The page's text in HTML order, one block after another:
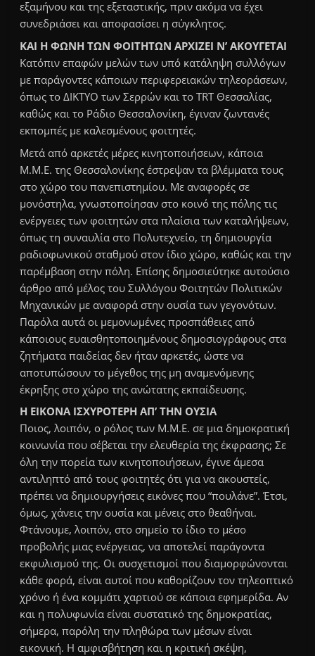
εξαμήνου και της εξεταστικής, πριν ακόμα να έχει
συνεδριάσει και αποφασίσει η σύγκλητος.
ΚΑΙ Η ΦΩΝΗ ΤΩΝ ΦΟΙΤΗΤΩΝ ΑΡΧΙΖΕΙ Ν’ ΑΚΟΥΓΕΤΑΙ
Κατόπιν επαφών μελών των υπό κατάληψη συλλόγων
με παράγοντες κάποιων περιφερειακών τηλεοράσεων,
όπως το ΔΙΚΤΥΟ των Σερρών και το TRT Θεσσαλίας,
καθώς και το Ράδιο Θεσσαλονίκη, έγιναν ζωντανές
εκπομπές με καλεσμένους φοιτητές.
Μετά από αρκετές μέρες κινητοποιήσεων, κάποια
Μ.Μ.Ε. της Θεσσαλονίκης έστρεψαν τα βλέμματα τους
στο χώρο του πανεπιστημίου. Με αναφορές σε
μονόστηλα, γνωστοποίησαν στο κοινό της πόλης τις
ενέργειες των φοιτητών στα πλαίσια των καταλήψεων,
όπως τη συναυλία στο Πολυτεχνείο, τη δημιουργία
ραδιοφωνικού σταθμού στον ίδιο χώρο, καθώς και την
παρέμβαση στην πόλη. Επίσης δημοσιεύτηκε αυτούσιο
άρθρο από μέλος του Συλλόγου Φοιτητών Πολιτικών
Μηχανικών με αναφορά στην ουσία των γεγονότων.
Παρόλα αυτά οι μεμονωμένες προσπάθειες από
κάποιους ευαισθητοποιημένους δημοσιογράφους στα
ζητήματα παιδείας δεν ήταν αρκετές, ώστε να
αποτυπώσουν το μέγεθος της μη αναμενόμενης
έκρηξης στο χώρο της ανώτατης εκπαίδευσης.
Η ΕΙΚΟΝΑ ΙΣΧΥΡΟΤΕΡΗ ΑΠ’ ΤΗΝ ΟΥΣΙΑ
Ποιος, λοιπόν, ο ρόλος των Μ.Μ.Ε. σε μια δημοκρατική
κοινωνία που σέβεται την ελευθερία της έκφρασης; Σε
όλη την πορεία των κινητοποιήσεων, έγινε άμεσα
αντιληπτό από τους φοιτητές ότι για να ακουστείς,
πρέπει να δημιουργήσεις εικόνες που “πουλάνε”. Έτσι,
όμως, χάνεις την ουσία και μένεις στο θεαθήναι.
Φτάνουμε, λοιπόν, στο σημείο το ίδιο το μέσο
προβολής μιας ενέργειας, να αποτελεί παράγοντα
εκφυλισμού της. Οι συσχετισμοί που διαμορφώνονται
κάθε φορά, είναι αυτοί που καθορίζουν τον τηλεοπτικό
χρόνο ή ένα κομμάτι χαρτιού σε κάποια εφημερίδα. Αν
και η πολυφωνία είναι συστατικό της δημοκρατίας,
σήμερα, παρόλη την πληθώρα των μέσων είναι
εικονική. Η αμφισβήτηση και η κριτική σκέψη,